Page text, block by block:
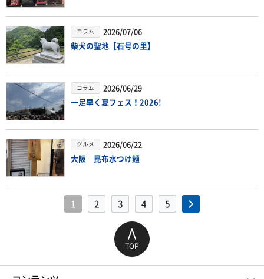
コラム
2026/07/06
柴犬の聖地【石号の里】
コラム
2026/06/29
一足早く夏フェス！2026!
グルメ
2026/06/22
大阪 昆布水つけ麺
1 2 3 4 5
TOP